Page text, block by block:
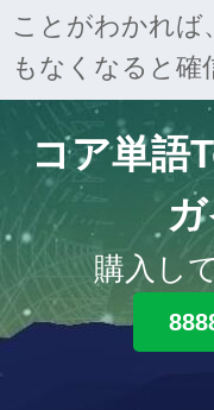
ことがわかれば
もなくなると確
コア単語
購入し